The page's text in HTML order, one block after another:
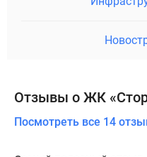
Отзывы о ЖК
Посмотреть все 14